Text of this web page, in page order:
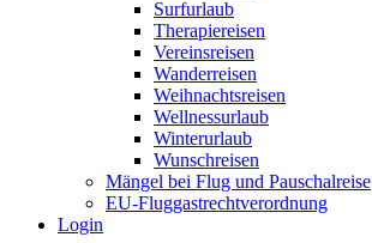
Surfurlaub
Therapiereisen
Vereinsreisen
Wanderreisen
Weihnachtsreisen
Wellnessurlaub
Winterurlaub
Wunschreisen
Mängel bei Flug und Pauschalreise
EU-Fluggastrechtverordnung
Login